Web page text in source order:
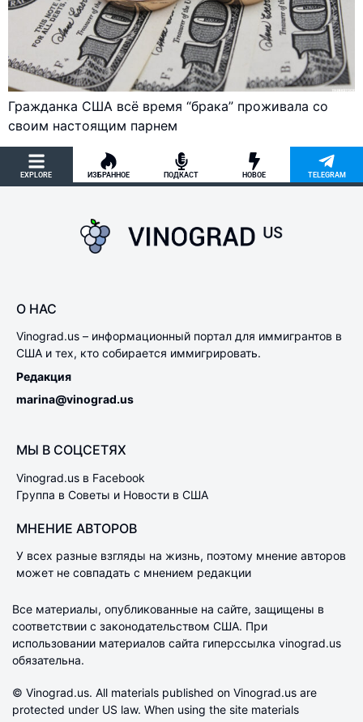
Гражданка США всё время “брака” проживала со
своим настоящим парнем
EXPLORE ИЗБРАННОЕ ПОДКАСТ НОВОЕ TELEGRAM
О НАС
Vinograd.us – информационный портал для иммигрантов в
США и тех, кто собирается иммигрировать.
Редакция
marina@vinograd.us
МЫ В СОЦСЕТЯХ
Vinograd.us в Facebook
Группа в Советы и Новости в США
МНЕНИЕ АВТОРОВ
У всех разные взгляды на жизнь, поэтому мнение авторов
может не совпадать с мнением редакции
Все материалы, опубликованные на сайте, защищены в
соответствии с законодательством США. При
использовании материалов сайта гиперссылка vinograd.us
обязательна.
© Vinograd.us. All materials published on Vinograd.us are
protected under US law. When using the site materials